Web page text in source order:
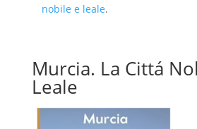
nobile e leale.
Murcia. La Cittá
Leale